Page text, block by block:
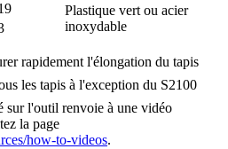
Plastique vert ou acier
inoxydable
rapidement l'élongation du tapis
les tapis à l'exception du S2100
sur l'outil renvoie à une vidéo
la page
how-to-videos.